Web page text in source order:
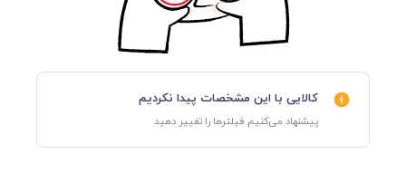
کالایی با این مشخصات پیدا نکردیم
پیشنهاد می‌کنیم فیلترها را تغییر دهید